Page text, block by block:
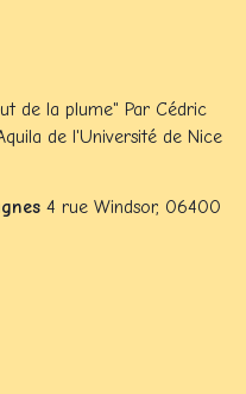
de la plume" Par Cédric
de l'Université de Nice
4 rue Windsor, 06400